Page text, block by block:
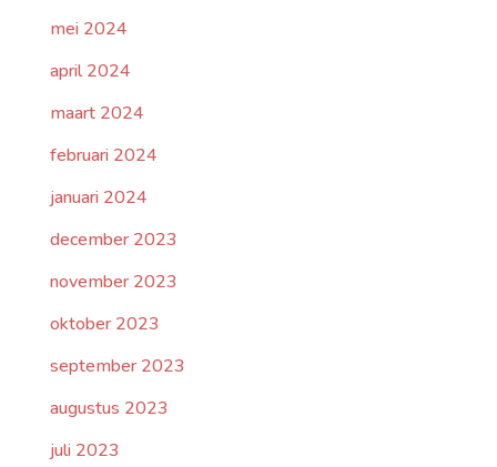
mei 2024
april 2024
maart 2024
februari 2024
januari 2024
december 2023
november 2023
oktober 2023
september 2023
augustus 2023
juli 2023